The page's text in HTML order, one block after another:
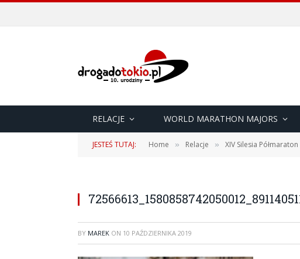
RELACJE WORLD MARATHON MAJORS
JESTEŚ TUTAJ: Home » Relacje » XIV Silesia
BY MAREK ON 10 PAŹDZIERNIKA 2019